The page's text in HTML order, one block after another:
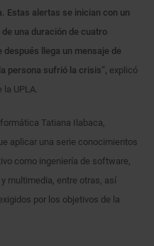
Estas alertas se inician con un
de una duración de cuatro
llega un mensaje de
persona sufrió la crisis”, explicó
la UPLA.
Tatiana Ilabaca,
aplicar una serie conocimientos
como ingeniería de software,
multimedia, entre otras, así
por los objetivos de la